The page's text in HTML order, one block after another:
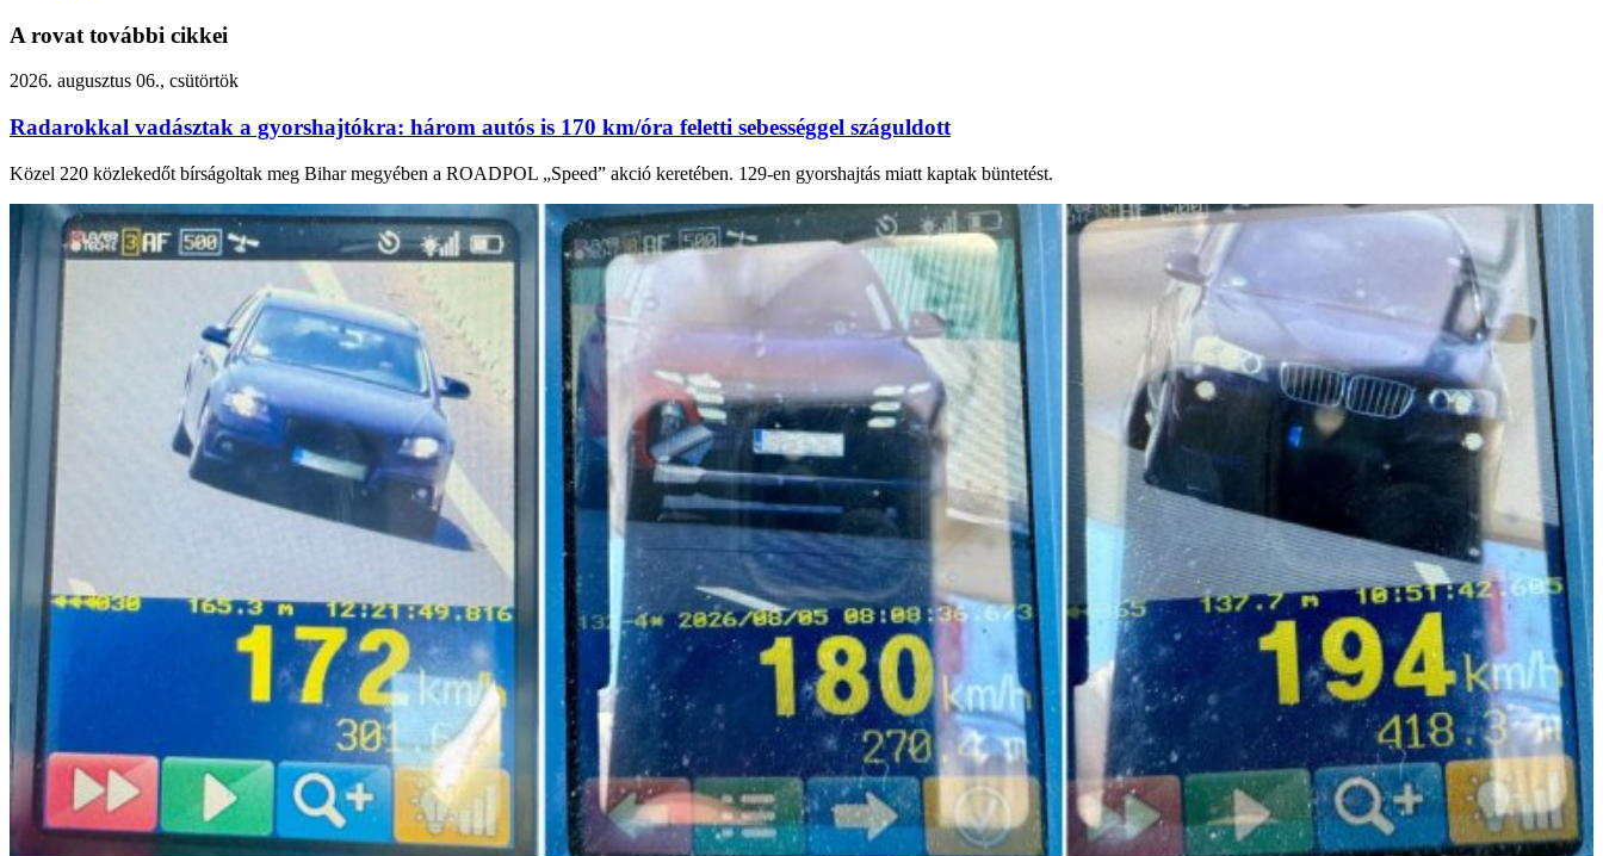
A rovat további cikkei
2026. augusztus 06., csütörtök
Radarokkal vadásztak a gyorshajtókra: három autós is 170 km/óra feletti sebességgel száguldott
Közel 220 közlekedőt bírságoltak meg Bihar megyében a ROADPOL „Speed” akció keretében. 129-en gyorshajtás miatt kaptak büntetést.